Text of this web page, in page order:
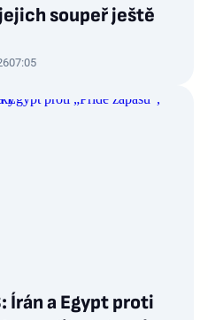
soupeř ještě
07:05
Írán a Egypt proti